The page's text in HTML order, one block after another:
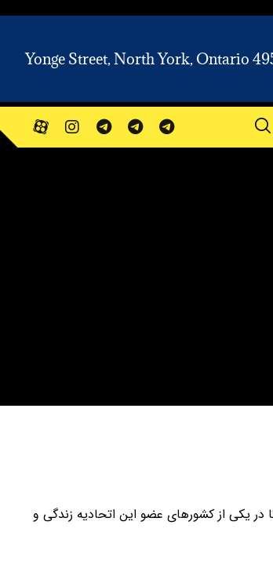
Yonge Street, North York, Ontario
در یکی از کشورهای عضو این اتحادیه زندگی و